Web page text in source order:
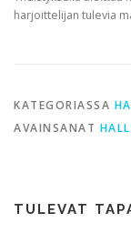
harjoittelijan tulevia
KATEGORIASSA
AVAINSANAT
TULEVAT